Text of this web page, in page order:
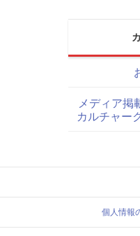
メディア掲
カルチャー
個人情報